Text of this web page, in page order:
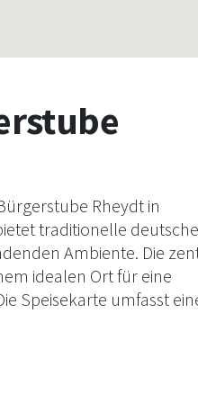
Rheydt in
traditionelle deutsche
Ambiente. Die
idealen Ort für eine
Speisekarte umfasst